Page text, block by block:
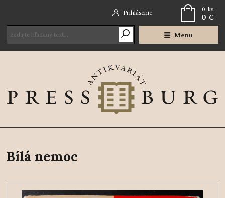
Menu
Prihlásenie 0 ks
0 €
Bílá nemoc